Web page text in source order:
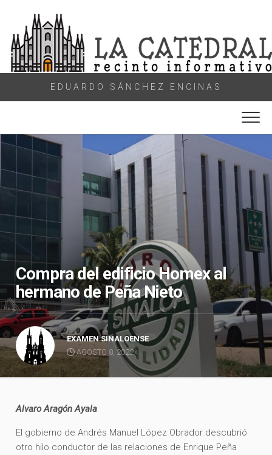
content
EDUARDO SÁNCHEZ ENCINAS
Compra del edificio Homex al
hermano de Peña Nieto
EXAMEN SINALOENSE
AGOSTO 8, 2022
Alvaro Aragón Ayala
El gobierno de Andrés Manuel López Obrador descubrió
otro hilo conductor de las relaciones de Enrique Peña